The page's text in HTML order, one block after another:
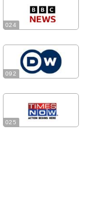
024
092
025